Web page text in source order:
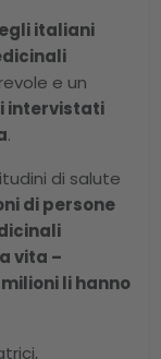
italiani
e un
intervistati
.
di salute
di persone
vita –
li hanno